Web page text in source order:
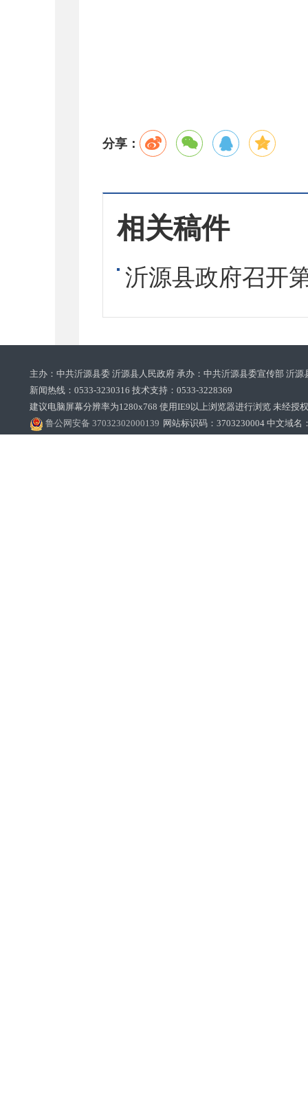
分享：
相关稿件
沂源县政府召开
主办：中共沂源县委 沂源县人民政府 承办：中共沂源县委宣传部 沂
新闻热线：0533-3230316 技术支持：0533-3228369‌‌
建议电脑屏幕分辨率为1280x768 使用IE9以上浏览器进行浏览 未经授
鲁公网安备 37032302000139 网站标识码：3703230004 中文域名